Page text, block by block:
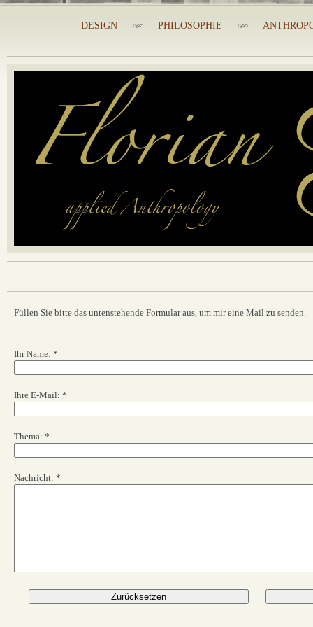
DESIGN PHILOSOPHIE
Füllen Sie bitte das untenstehende Formular aus, um mir eine Mail zu senden.
Ihr Name: *
Ihre E-Mail: *
Thema: *
Nachricht: *